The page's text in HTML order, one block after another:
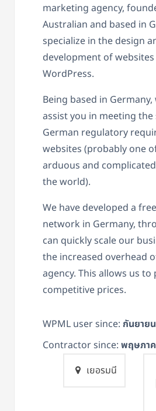
marketing agency,
Australian and based in
specialize in the design
development of
WordPress.
Being based in
assist you in meeting
German regulatory
websites (probably one
arduous and
the world).
We have developed a
network in Germany,
can quickly scale our
the increased overhead
agency. This allows us to
competitive prices.
WPML user since: กันยาย
Contractor since: พฤษภา
เยอรมนี